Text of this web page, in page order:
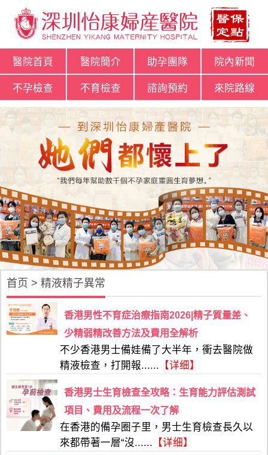
醫院首頁 醫院簡介 助孕團隊 院內新聞
不孕檢查 不育檢查 諮詢預約 來院路線
首页 > 精液精子異常
香港男性不育症治療指南2026|精子質量差、
少精弱精改善方法及費用全解析
不少香港男士備娃備了大半年，衝去醫院做
精液檢查，打開報...... 【详细】
香港男士生育檢查全攻略：生育能力評估測試
項目、費用及流程一次了解
在香港的備孕圈子里，男士生育檢查長久以
來都帶著一層“沒...... 【详细】